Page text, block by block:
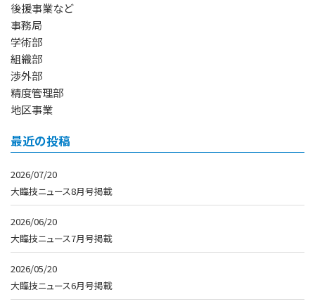
後援事業など
事務局
学術部
組織部
渉外部
精度管理部
地区事業
最近の投稿
2026/07/20
大臨技ニュース8月号掲載
2026/06/20
大臨技ニュース7月号掲載
2026/05/20
大臨技ニュース6月号掲載